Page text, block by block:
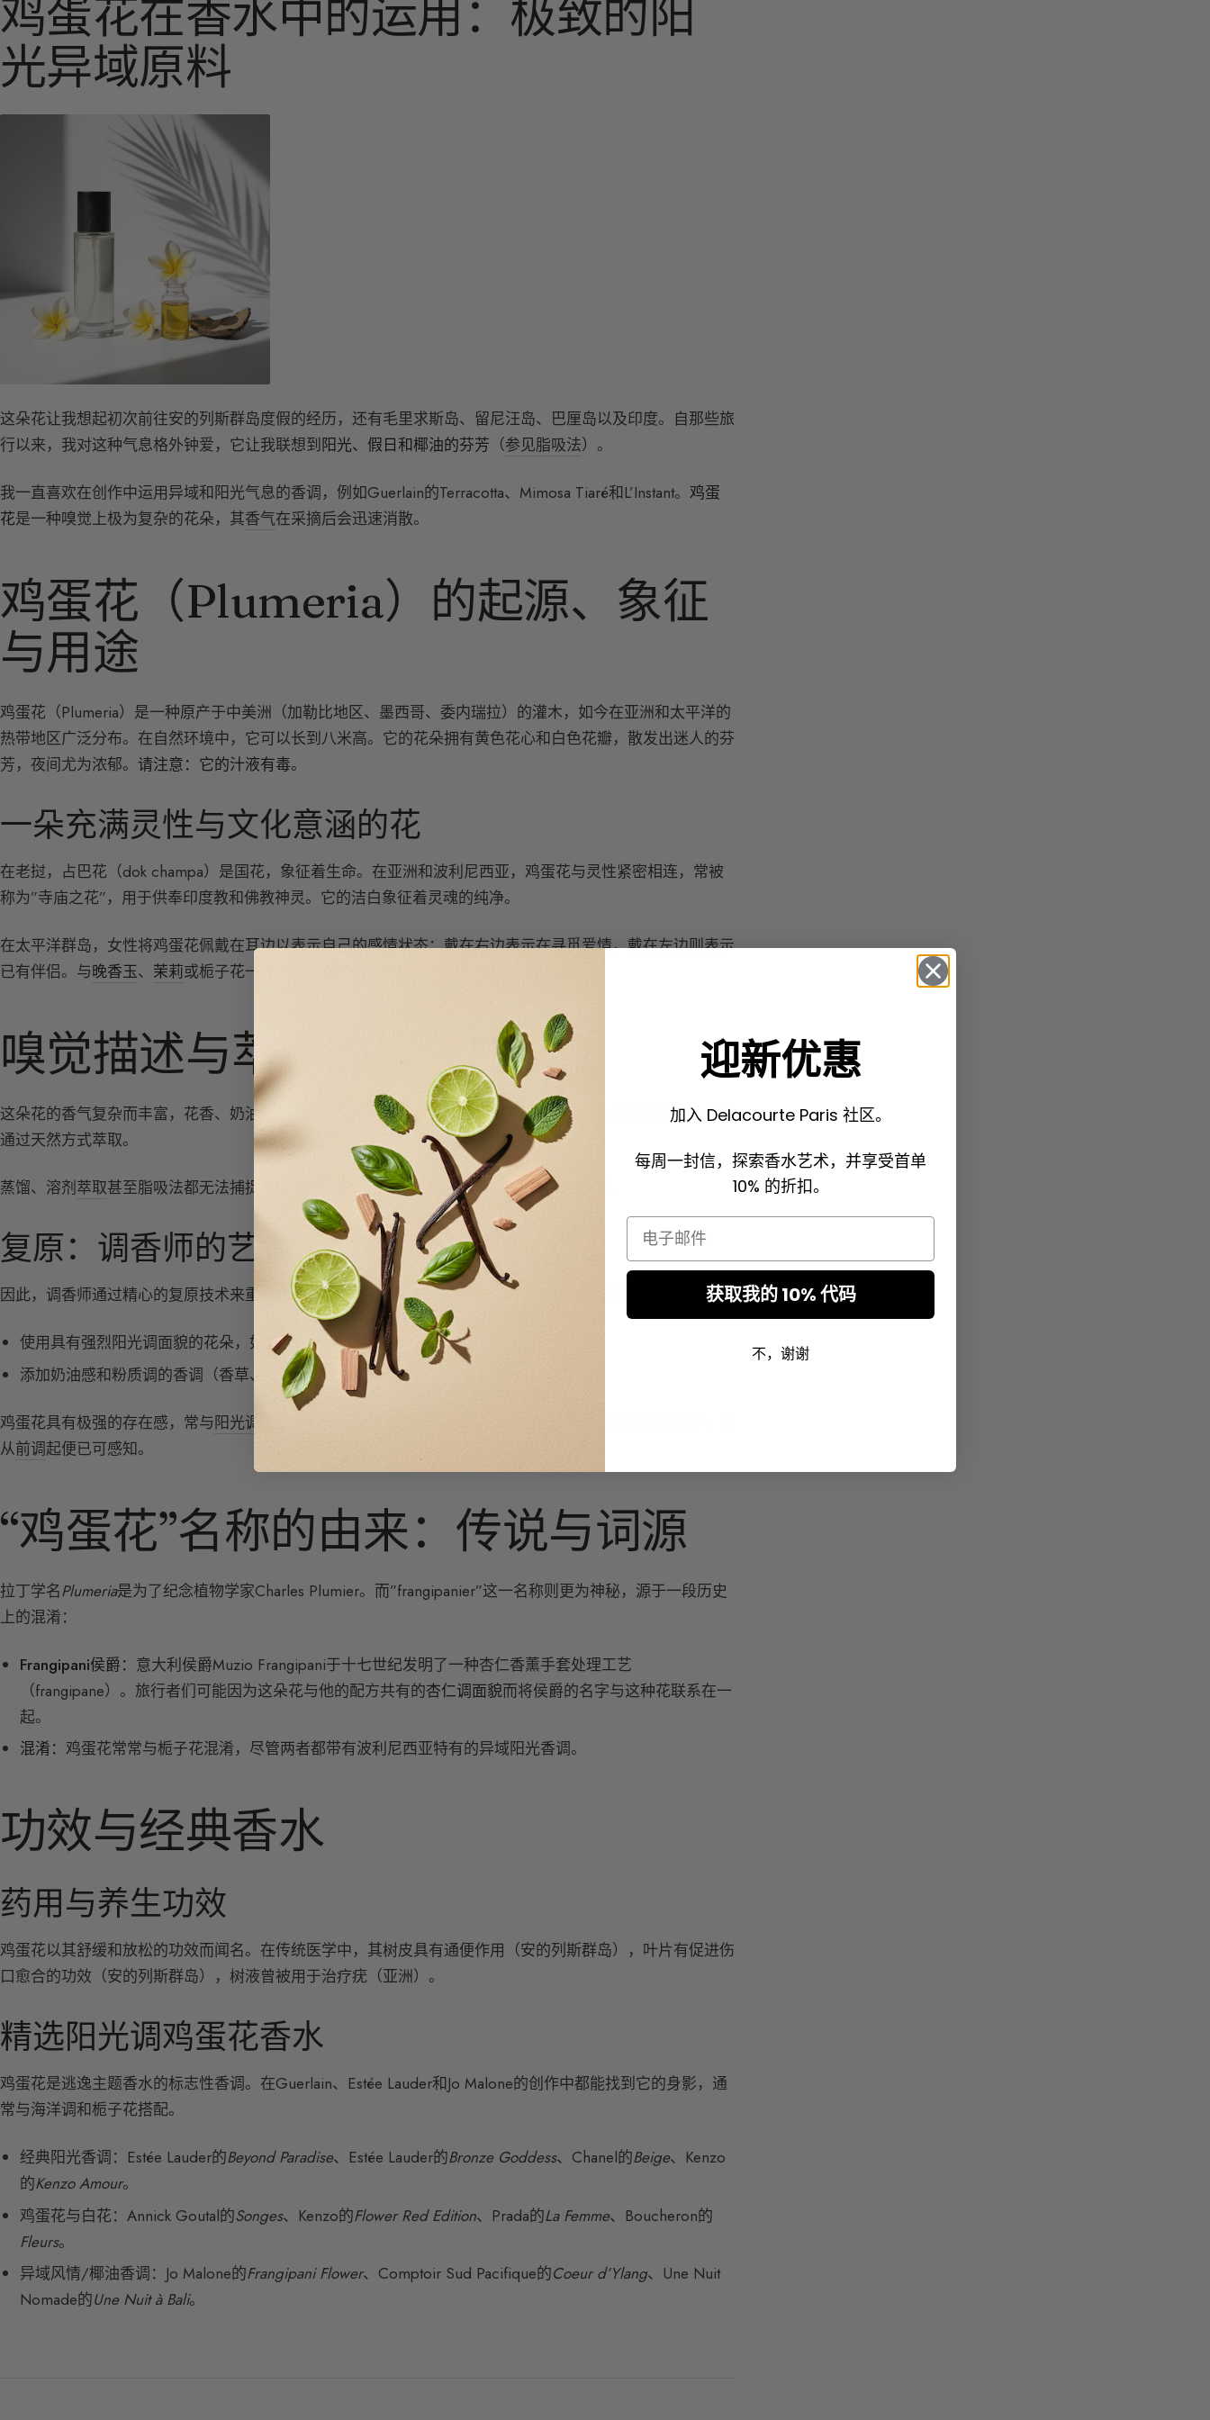
鸡蛋花在香水中的运用：极致的阳
光异域原料
这朵花让我想起初次前往安的列斯群岛度假的经历，还有毛里求斯岛、留尼汪岛、巴厘岛以及印度。自那些旅
行以来，我对这种气息格外钟爱，它让我联想到 阳光、假日和椰油的芬芳 （参见脂吸法）。
我一直喜欢在创作中运用异域和阳光气息的香调，例如Guerlain的Terracotta、Mimosa Tiaré和L’Instant。 鸡蛋
花是一种嗅觉上极为复杂的花朵，其香气在采摘后会迅速消散。
鸡蛋花（Plumeria）的起源、象征
与用途
鸡蛋花（Plumeria）是一种原产于中美洲（加勒比地区、墨西哥、委内瑞拉）的灌木，如今在亚洲和太平洋的
热带地区广泛分布。在自然环境中，它可以长到八米高。它的花朵拥有黄色花心和白色花瓣，散发出迷人的芬
芳，夜间尤为浓郁。 请注意：它的汁液有毒。
一朵充满灵性与文化意涵的花
在老挝，占巴花（dok champa）是国花，象征着生命。在亚洲和波利尼西亚，鸡蛋花与灵性紧密相连，常被
称为”寺庙之花”，用于供奉印度教和佛教神灵。它的洁白象征着灵魂的纯净。
在太平洋群岛，女性将鸡蛋花佩戴在耳边以表示自己的感情状态：戴在右边表示在寻觅爱情，戴在左边则表示
已有伴侣。与晚香玉、 茉莉或栀子花一样，鸡蛋花也被用来编织花冠和花环。
嗅觉描述与萃取的复杂性
这朵花的香气复杂而丰富，花香、奶油感，带有杏仁和香草的面貌。然而，它面临一个重大的技术难题：无法
通过天然方式萃取。
蒸馏、溶剂 萃取甚至脂吸法都无法捕捉它的气息。这朵花过于脆弱，采摘后香气会迅速衰减。
复原：调香师的艺术
因此，调香师通过精心的复原技术来重塑它的香气，将天然原料与合成成分巧妙融合，以升华其芬芳：
使用具有强烈阳光调面貌的花朵，如 依兰 、茉莉、栀子花。
添加奶油感和粉质调的香调（香草、杏仁、安息香）。
鸡蛋花具有极强的存在感，常与阳光调花朵
从前调起便已可感知。
“鸡蛋花”名称的由来：传说与词源
拉丁学名Plumeria是为了纪念植物学家Charles Plumier。而”frangipanier”这一名称则更为神秘，源于一段历史
上的混淆：
Frangipani侯爵： 意大利侯爵Muzio Frangipani于十七世纪发明了一种杏仁香薰手套处理工艺
（frangipane）。旅行者们可能因为这朵花与他的配方共有的杏仁调面貌而将侯爵的名字与这种花联系在一
起。
混淆：鸡蛋花常常与栀子花混淆，尽管两者都带有波利尼西亚特有的异域阳光香调。
功效与经典香水
药用与养生功效
鸡蛋花以其舒缓和放松的功效而闻名。在传统医学中，其树皮具有通便作用（安的列斯群岛），叶片有促进伤
口愈合的功效（安的列斯群岛），树液曾被用于治疗疣（亚洲）。
精选阳光调鸡蛋花香水
鸡蛋花是逃逸主题香水的标志性香调。在Guerlain、Estée Lauder和Jo Malone的创作中都能找到它的身影，通
常与海洋调和栀子花搭配。
经典阳光香调：Estée Lauder的Beyond Paradise、Estée Lauder的Bronze Goddess、Chanel的Beige、Kenzo
的Kenzo Amour。
鸡蛋花与白花：Annick Goutal的Songes、Kenzo的Flower Red Edition、Prada的La Femme、Boucheron的
Fleurs。
异域风情/椰油香调：Jo Malone的Frangipani Flower、Comptoir Sud Pacifique的Coeur d’Ylang、Une Nuit
Nomade的Une Nuit à Bali。
迎新优惠
加入 Delacourte Paris 社区。
每周一封信，探索香水艺术，并享受首单
10% 的折扣。
Email
获取我的 10% 代码
不，谢谢